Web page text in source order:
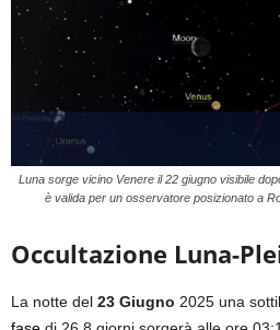
Luna sorge vicino Venere il 22 giugno visibile
è valida per un osservatore posizionato a
Occultazione Luna-
La notte del 23 Giugno 2025 una